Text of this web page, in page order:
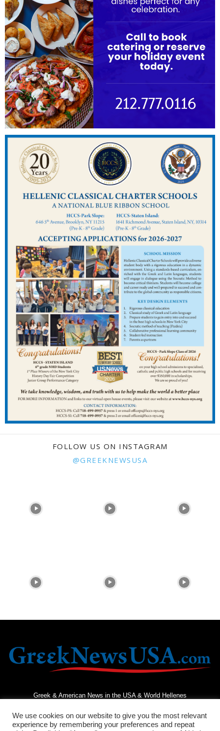
FOLLOW US ON INSTAGRAM
@GREEKNEWSUSA
Greek & American News in the USA & World Hellenes
We use cookies on our website to give you the most relevant
experience by remembering your preferences and repeat